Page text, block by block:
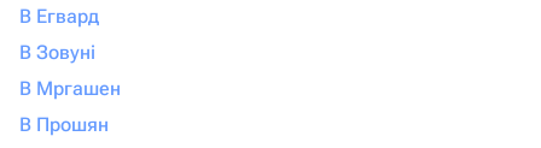
В Егвард
В Зовуні
В Мргашен
В Прошян